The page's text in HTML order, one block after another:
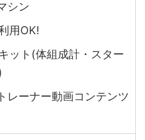
シン
用OK!
ット(体組成計・スター
レーナー動画コンテンツ